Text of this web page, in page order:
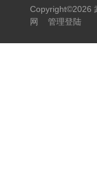
Copyright©2026
网
管理登陆